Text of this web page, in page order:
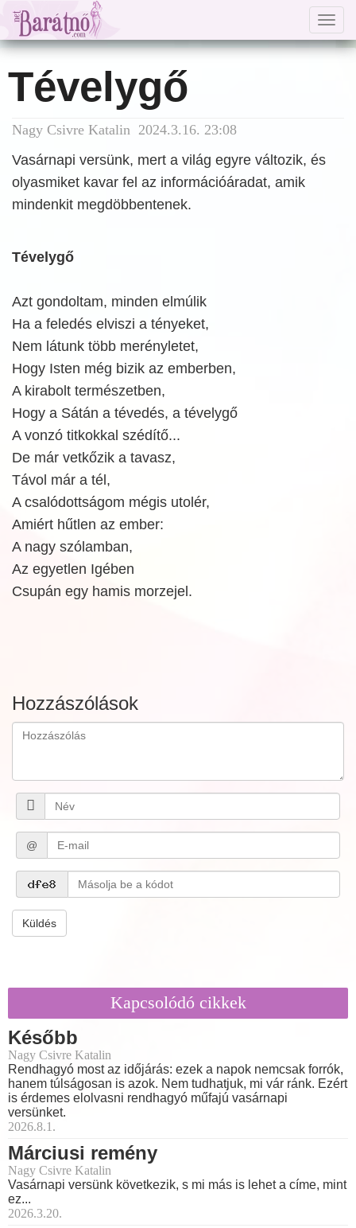
Tévelygő
Nagy Csivre Katalin 2024.3.16. 23:08
Vasárnapi versünk, mert a világ egyre változik, és
olyasmiket kavar fel az információáradat, amik
mindenkit megdöbbentenek.
Tévelygő
Azt gondoltam, minden elmúlik
Ha a feledés elviszi a tényeket,
Nem látunk több merényletet,
Hogy Isten még bizik az emberben,
A kirabolt természetben,
Hogy a Sátán a tévedés, a tévelygő
A vonzó titkokkal szédítő...
De már vetkőzik a tavasz,
Távol már a tél,
A csalódottságom mégis utolér,
Amiért hűtlen az ember:
A nagy szólamban,
Az egyetlen Igében
Csupán egy hamis morzejel.
Hozzászólások
@
Küldés
Kapcsolódó cikkek
Később
Nagy Csivre Katalin
Rendhagyó most az időjárás: ezek a napok nemcsak forrók,
hanem túlságosan is azok. Nem tudhatjuk, mi vár ránk. Ezért
is érdemes elolvasni rendhagyó műfajú vasárnapi
versünket.
2026.8.1.
Márciusi remény
Nagy Csivre Katalin
Vasárnapi versünk következik, s mi más is lehet a címe, mint
ez...
2026.3.20.